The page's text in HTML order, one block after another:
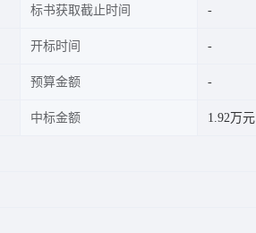
标书获取截止时间
开标时间
预算金额
中标金额 1.92万元